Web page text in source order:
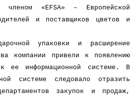
членом «EFSA» – Европейской
и поставщиков цветов и
упаковки и расширение
компании привели к появлению
ее информационной системе. В
системе следовало отразить
закупок и продаж,